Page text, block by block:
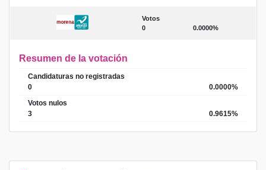
Votos
0
0.0000%
Resumen de la votación
Candidaturas no registradas
0
0.0000%
Votos nulos
3
0.9615%